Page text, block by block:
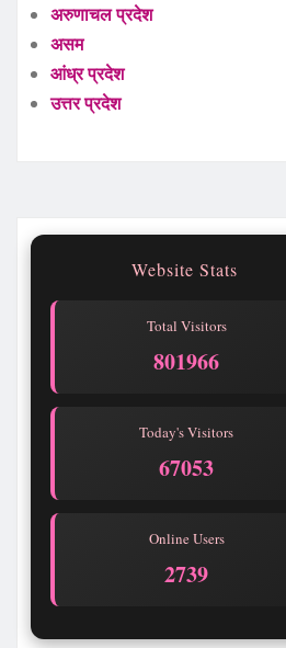
अरुणाचल प्रदेश
असम
आंध्र प्रदेश
उत्तर प्रदेश
Website Stats
Total Visitors
801966
Today's Visitors
67053
Online Users
2733